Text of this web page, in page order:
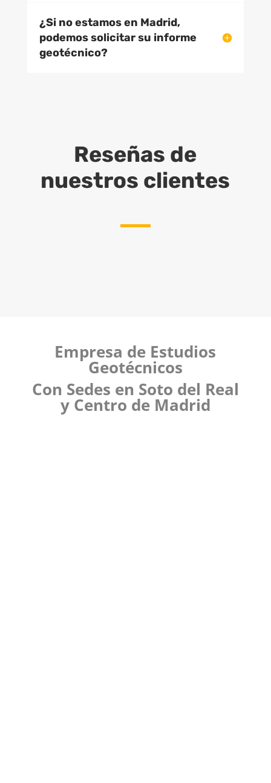
¿Si no estamos en Madrid,
podemos solicitar su informe
geotécnico?
Reseñas de
nuestros clientes
Empresa de Estudios
Geotécnicos
Con Sedes en Soto del Real
y Centro de Madrid